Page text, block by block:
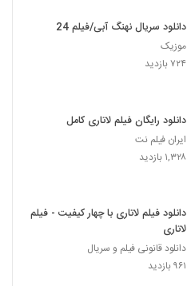
دانلود سریال نهنگ آبی/فیلم 24
موزیک
۷۲۴ بازدید
دانلود رایگان فیلم لاتاری کامل
ایران فیلم نت
۱,۳۲۸ بازدید
دانلود فیلم لاتاری با چهار کیفیت - فیلم
لاتاری
دانلود قانونی فیلم و سریال
۹۶۱ بازدید